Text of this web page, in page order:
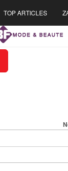
TOP ARTICLES